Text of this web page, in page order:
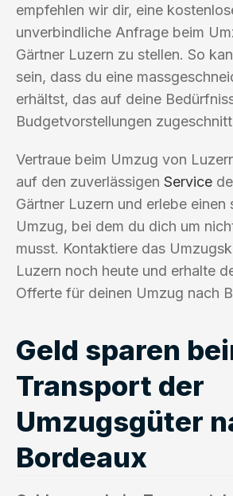
empfehlen wir dir, eine
unverbindliche Anfrage beim
Gärtner Luzern zu stellen. So
sein, dass du eine
erhältst, das auf deine
Budgetvorstellungen
Vertraue beim Umzug von
auf den zuverlässigen Service
Gärtner Luzern und erlebe einen
Umzug, bei dem du dich um
musst. Kontaktiere das
Luzern noch heute und erhalte
Offerte für deinen Umzug nach
Geld sparen
Transport der
Umzugsgüter
Bordeaux